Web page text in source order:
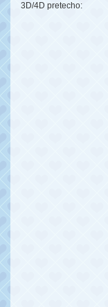
3D/4D pretecho: